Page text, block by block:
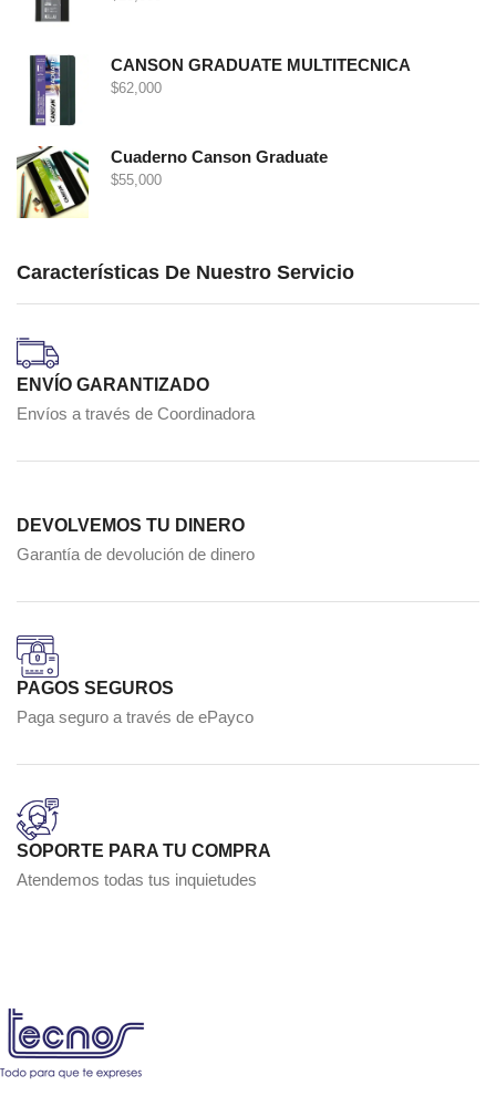
CANSON GRADUATE MULTITECNICA
$62,000
Cuaderno Canson Graduate
$55,000
Características De Nuestro Servicio
ENVÍO GARANTIZADO
Envíos a través de Coordinadora
DEVOLVEMOS TU DINERO
Garantía de devolución de dinero
PAGOS SEGUROS
Paga seguro a través de ePayco
SOPORTE PARA TU COMPRA
Atendemos todas tus inquietudes